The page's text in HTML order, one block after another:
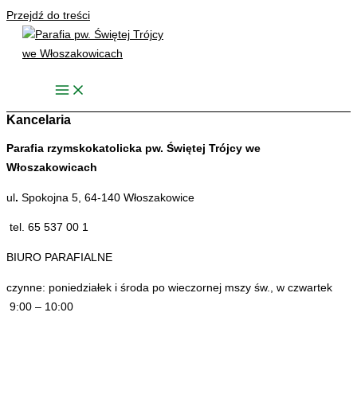
Przejdź do treści
Kancelaria
Parafia rzymskokatolicka pw. Świętej Trójcy we
Włoszakowicach
ul. Spokojna 5, 64-140 Włoszakowice
tel. 65 537 00 1
BIURO PARAFIALNE
czynne: poniedziałek i środa po wieczornej mszy św., w czwartek
9:00 – 10:00